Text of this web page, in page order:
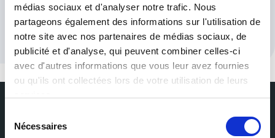
médias sociaux et d'analyser notre trafic. Nous
partageons également des informations sur l'utilisation de
notre site avec nos partenaires de médias sociaux, de
publicité et d'analyse, qui peuvent combiner celles-ci
avec d'autres informations que vous leur avez fournies
ou qu'ils ont collectées lors de votre utilisation de leurs
Nécessaires
Abbonati alla nostra newsletter